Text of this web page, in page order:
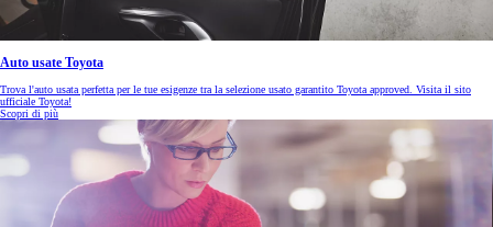
Auto usate Toyota
Trova l'auto usata perfetta per le tue esigenze tra la selezione usato garantito Toyota approved. Visita il sito
ufficiale Toyota!
Scopri di più